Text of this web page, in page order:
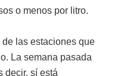
o menos por litro.
las estaciones que
La semana pasada
decir, sí está